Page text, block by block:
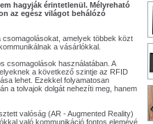
hagyják érintetlenül. Mélyreható
az egész világot behálózó
csomagolásokat, amelyek többek közt
a vásárlókkal.
csomagolások használatában. A
a következő szintje az RFID
lehet. Ezekkel folyamatosan
a tolvajok dolgát nehezíti meg, hanem
valóság (AR - Augmented Reality)
való kommunikáció fontos elemévé